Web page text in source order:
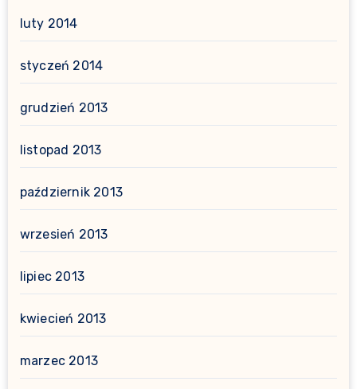
luty 2014
styczeń 2014
grudzień 2013
listopad 2013
październik 2013
wrzesień 2013
lipiec 2013
kwiecień 2013
marzec 2013